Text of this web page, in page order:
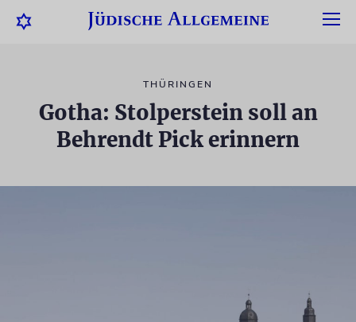
THÜRINGEN
Gotha: Stolperstein soll an
Behrendt Pick erinnern